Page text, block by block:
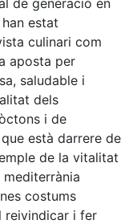
estat
culinari com
aposta per
saludable i
dels
i de
està darrere de
de la vitalitat
costums
reivindicar i fer